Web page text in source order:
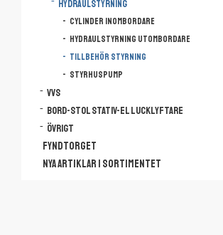
Hydraulstyrning
Cylinder inombordare
Hydraulstyrning utombordare
Tillbehör styrning
Styrhuspump
VVS
Bord-Stol Stativ-El lucklyftare
Övrigt
FYNDTORGET
NYA ARTIKLAR I SORTIMENTET